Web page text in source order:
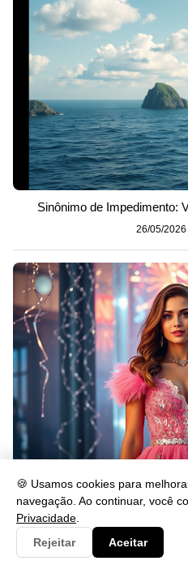
🍪 Usamos cookies para
navegação. Ao continuar, você
Privacidade
Rejeitar
Aceitar
Sinônimo de Impedimento:
26/05/2026
O que Significa Passar
26/05/2026